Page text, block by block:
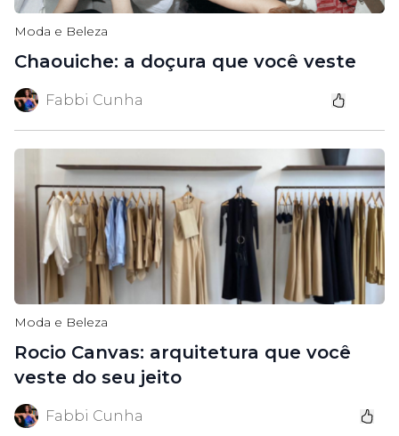
Moda e Beleza
Chaouiche: a doçura que você veste
Fabbi Cunha
Moda e Beleza
Rocio Canvas: arquitetura que você
veste do seu jeito
Fabbi Cunha